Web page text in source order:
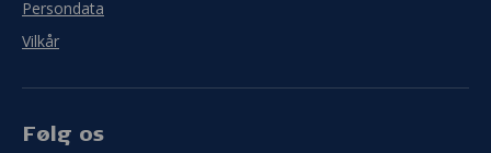
Persondata
Vilkår
Følg os